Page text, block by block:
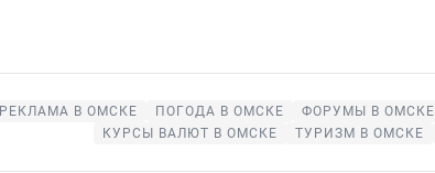
РЕКЛАМА В ОМСКЕ ПОГОДА В ОМСКЕ ФОРУМЫ В ОМСКЕ
КУРСЫ ВАЛЮТ В ОМСКЕ
ТУРИЗМ В ОМСКЕ